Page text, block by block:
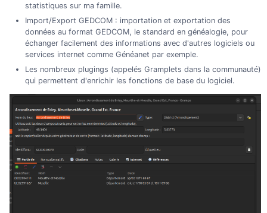
statistiques sur ma famille.
Import/Export GEDCOM : importation et exportation des
données au format GEDCOM, le standard en généalogie, pour
échanger facilement des informations avec d'autres logiciels ou
services internet comme Généanet par exemple.
Les nombreux plugings (appelés Gramplets dans la communauté)
qui permettent d'enrichir les fonctions de base du logiciel.